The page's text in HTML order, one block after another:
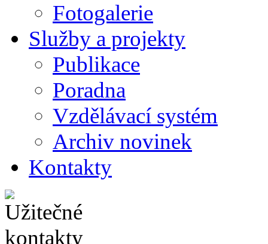
Fotogalerie
Služby a projekty
Publikace
Poradna
Vzdělávací systém
Archiv novinek
Kontakty